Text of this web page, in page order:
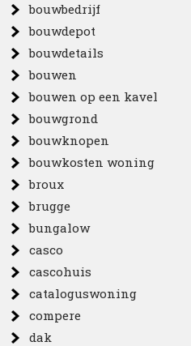
bouwbedrijf
bouwdepot
bouwdetails
bouwen
bouwen op een kavel
bouwgrond
bouwknopen
bouwkosten woning
broux
brugge
bungalow
casco
cascohuis
cataloguswoning
compere
dak